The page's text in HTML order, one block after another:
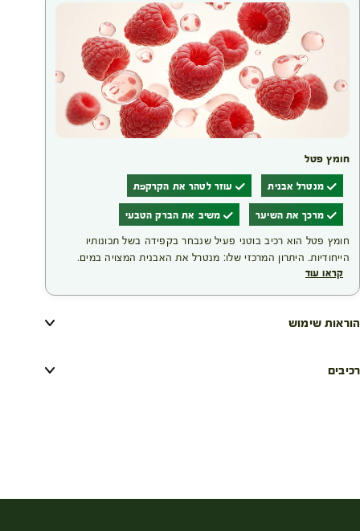
חומץ פטל
מנטרל אבנית עוזר לטהר את הקרקפת
מרכך את השיער משיב את הברק הטבעי
חומץ פטל הוא רכיב בוטני פעיל שנבחר בקפידה בשל תכונותיו
הייחודיות. היתרון המרכזי שלו: מנטרל את האבנית המצויה במים.
צביעת שיער עלולה לפגוע בו; מעטפת סיב השערה נפתחת כדי
זוהר ומלא חיוניות.
קראו עוד
הוראות שימוש
רכיבים